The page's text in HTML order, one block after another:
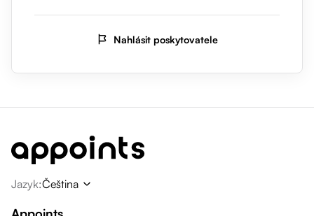
Nahlásit poskytovatele
Jazyk:Čeština